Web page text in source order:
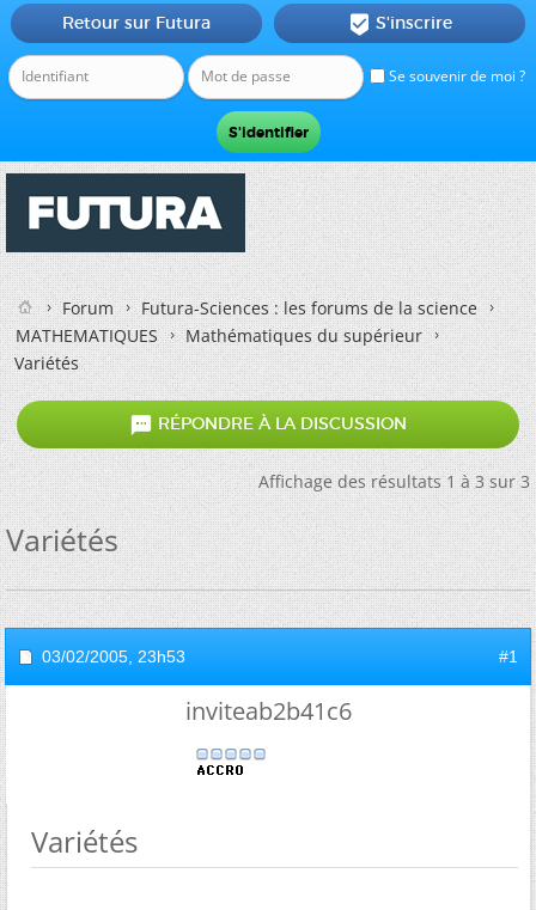
Se souvenir de moi ?
Retour sur Futura  S'inscrire
Forum
Futura-Sciences : les forums de la science
MATHEMATIQUES
Mathématiques du supérieur
Variétés
 RÉPONDRE À LA DISCUSSION
Affichage des résultats 1 à 3 sur 3
Variétés
03/02/2005, 23h53 #1
inviteab2b41c6
Variétés